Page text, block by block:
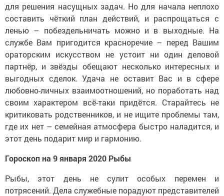
для решения насущных задач. Но для начала неплохо
составить чёткий план действий, и распрощаться с
ленью – побездельничать можно и в выходные. На
службе Вам пригодится красноречие – перед Вашим
ораторским искусством не устоит ни один деловой
партнёр, и звёзды обещают несколько интересных и
выгодных сделок. Удача не оставит Вас и в сфере
любовно-личных взаимоотношений, но поработать над
своим характером всё-таки придётся. Старайтесь не
критиковать родственников, и не ищите проблемы там,
где их нет – семейная атмосфера быстро наладится, и
этот день подарит мир и гармонию.
Гороскоп на 9 января 2020 Рыбы
Рыбы, этот день не сулит особых перемен и
потрясений. Дела служебные порадуют представителей